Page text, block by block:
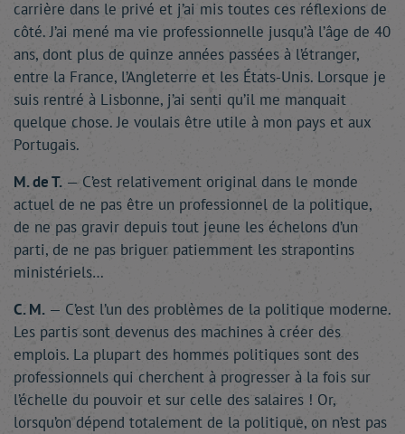
carrière dans le privé et j’ai mis toutes ces réflexions de
côté. J’ai mené ma vie professionnelle jusqu’à l’âge de 40
ans, dont plus de quinze années passées à l’étranger,
entre la France, l’Angleterre et les États-Unis. Lorsque je
suis rentré à Lisbonne, j’ai senti qu’il me manquait
quelque chose. Je voulais être utile à mon pays et aux
Portugais.
M. de T. — C’est relativement original dans le monde
actuel de ne pas être un professionnel de la politique,
de ne pas gravir depuis tout jeune les échelons d’un
parti, de ne pas briguer patiemment les strapontins
ministériels…
C. M. — C’est l’un des problèmes de la politique moderne.
Les partis sont devenus des machines à créer des
emplois. La plupart des hommes politiques sont des
professionnels qui cherchent à progresser à la fois sur
l’échelle du pouvoir et sur celle des salaires ! Or,
lorsqu’on dépend totalement de la politique, on n’est pas